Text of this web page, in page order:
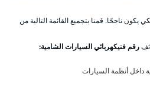
ناجحًا. قمنا بتجميع القائمة التالية من
رقم فنيكهربائي السيارات الشامية:
داخل أنظمة السيارات